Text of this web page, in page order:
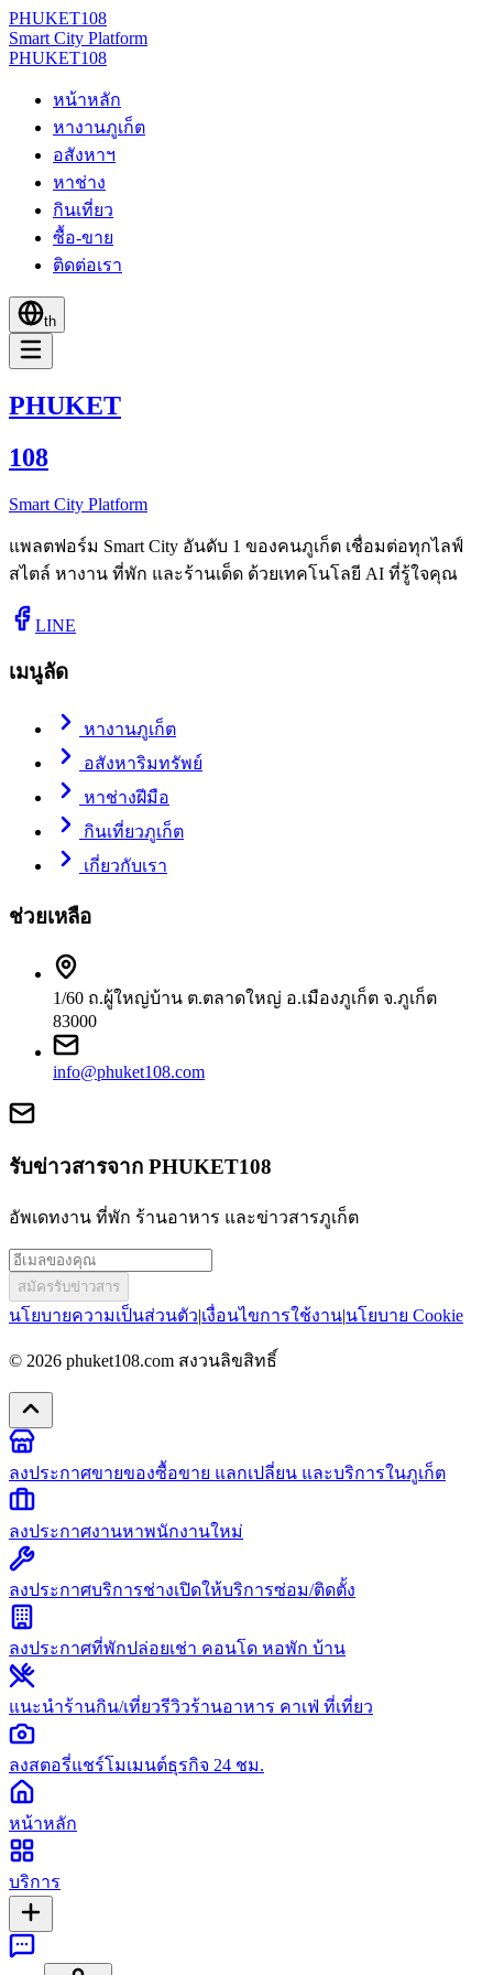
PHUKET108
Smart City Platform
PHUKET108
หน้าหลัก
หางานภูเก็ต
อสังหาฯ
หาช่าง
กินเที่ยว
ซื้อ-ขาย
ติดต่อเรา
th
PHUKET
108
Smart City Platform
แพลตฟอร์ม Smart City อันดับ 1 ของคนภูเก็ต เชื่อมต่อทุกไลฟ์
สไตล์ หางาน ที่พัก และร้านเด็ด ด้วยเทคโนโลยี AI ที่รู้ใจคุณ
LINE
เมนูลัด
หางานภูเก็ต
อสังหาริมทรัพย์
หาช่างฝีมือ
กินเที่ยวภูเก็ต
เกี่ยวกับเรา
ช่วยเหลือ
1/60 ถ.ผู้ใหญ่บ้าน ต.ตลาดใหญ่ อ.เมืองภูเก็ต จ.ภูเก็ต
83000
info@phuket108.com
รับข่าวสารจาก PHUKET108
อัพเดทงาน ที่พัก ร้านอาหาร และข่าวสารภูเก็ต
สมัครรับข่าวสาร
นโยบายความเป็นส่วนตัว|เงื่อนไขการใช้งาน|นโยบาย Cookie
© 2026 phuket108.com สงวนลิขสิทธิ์
ลงประกาศขายของซื้อขาย แลกเปลี่ยน และบริการในภูเก็ต
ลงประกาศงานหาพนักงานใหม่
ลงประกาศบริการช่างเปิดให้บริการซ่อม/ติดตั้ง
ลงประกาศที่พักปล่อยเช่า คอนโด หอพัก บ้าน
แนะนำร้านกิน/เที่ยวรีวิวร้านอาหาร คาเฟ่ ที่เที่ยว
ลงสตอรี่แชร์โมเมนต์ธุรกิจ 24 ชม.
หน้าหลัก
บริการ